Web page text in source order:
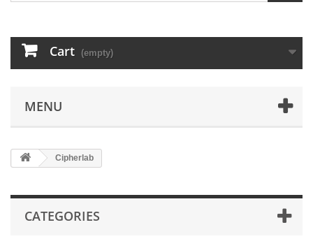
Cart (empty)
MENU
Cipherlab
CATEGORIES